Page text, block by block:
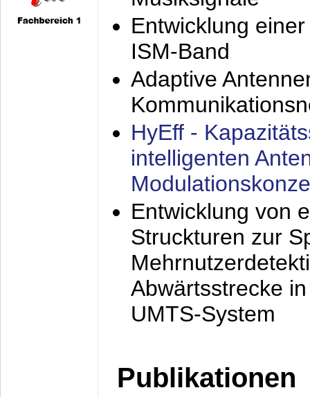
Entwicklung
ISM-Band
Adaptive
HyEff -
intelligenten
Entwicklung von
Struckturen zur
Abwärtsstrecke
UMTS-System
Publikationen